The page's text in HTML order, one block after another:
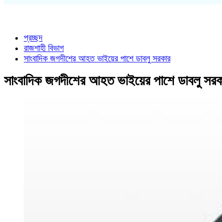
প্রচ্ছদ
রাজশাহী বিভাগ
সাংবাদিক জগদীশের আহত ভাইয়ের পাশে ডাবলু সরকার
সাংবাদিক জগদীশের আহত ভাইয়ের পাশে ডাবলু